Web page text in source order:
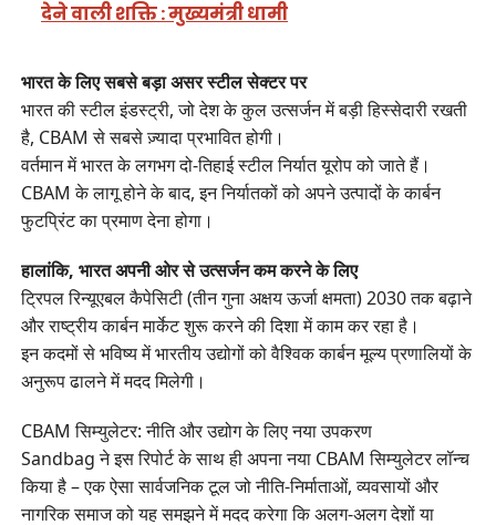
देने वाली शक्ति : मुख्यमंत्री धामी
भारत के लिए सबसे बड़ा असर स्टील सेक्टर पर
भारत की स्टील इंडस्ट्री, जो देश के कुल उत्सर्जन में बड़ी हिस्सेदारी रखती
है, CBAM से सबसे ज़्यादा प्रभावित होगी।
वर्तमान में भारत के लगभग दो-तिहाई स्टील निर्यात यूरोप को जाते हैं।
CBAM के लागू होने के बाद, इन निर्यातकों को अपने उत्पादों के कार्बन
फुटप्रिंट का प्रमाण देना होगा।
हालांकि, भारत अपनी ओर से उत्सर्जन कम करने के लिए
ट्रिपल रिन्यूएबल कैपेसिटी (तीन गुना अक्षय ऊर्जा क्षमता) 2030 तक बढ़ाने
और राष्ट्रीय कार्बन मार्केट शुरू करने की दिशा में काम कर रहा है।
इन कदमों से भविष्य में भारतीय उद्योगों को वैश्विक कार्बन मूल्य प्रणालियों के
अनुरूप ढालने में मदद मिलेगी।
CBAM सिम्युलेटर: नीति और उद्योग के लिए नया उपकरण
Sandbag ने इस रिपोर्ट के साथ ही अपना नया CBAM सिम्युलेटर लॉन्च
किया है – एक ऐसा सार्वजनिक टूल जो नीति-निर्माताओं, व्यवसायों और
नागरिक समाज को यह समझने में मदद करेगा कि अलग-अलग देशों या